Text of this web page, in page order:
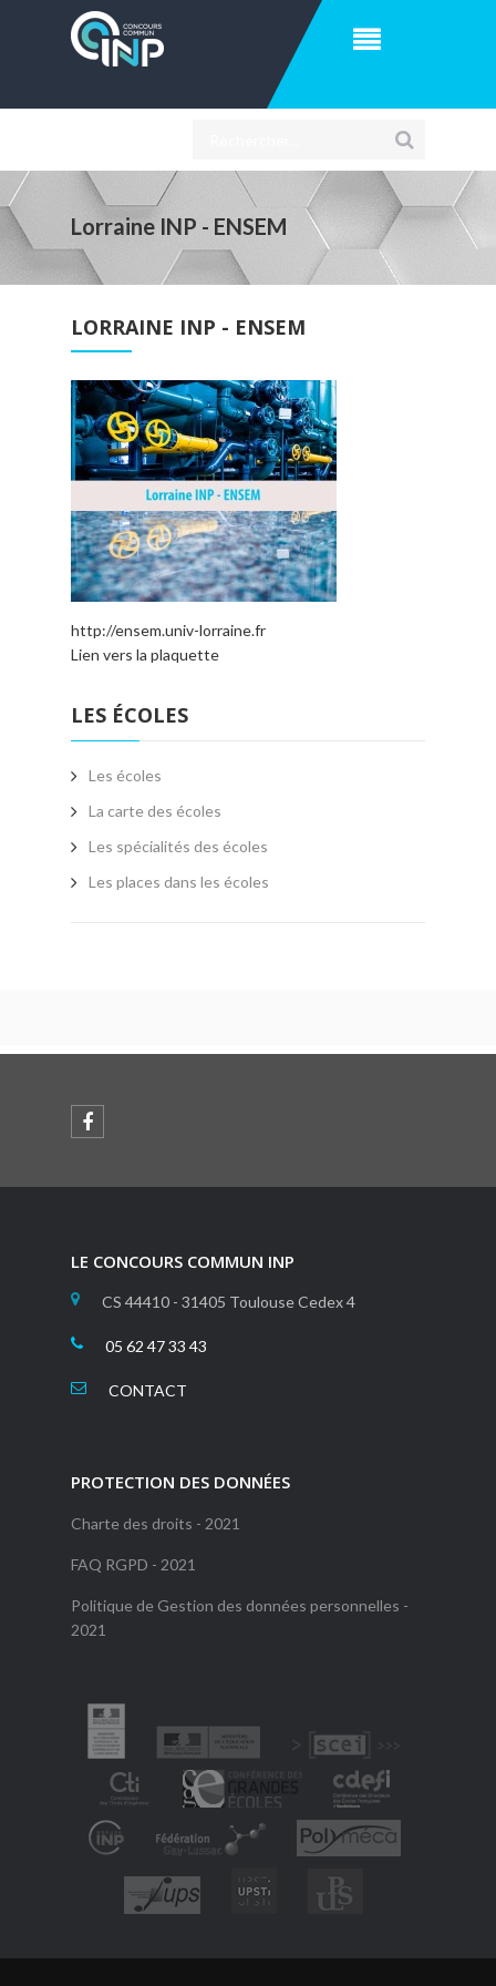
Lorraine INP - ENSEM
LORRAINE INP - ENSEM
http://ensem.univ-lorraine.fr
Lien vers la plaquette
LES ÉCOLES
Les écoles
La carte des écoles
Les spécialités des écoles
Les places dans les écoles
LE CONCOURS COMMUN INP
CS 44410 - 31405 Toulouse Cedex 4
05 62 47 33 43
CONTACT
PROTECTION DES DONNÉES
Charte des droits - 2021
FAQ RGPD - 2021
Politique de Gestion des données personnelles -
2021